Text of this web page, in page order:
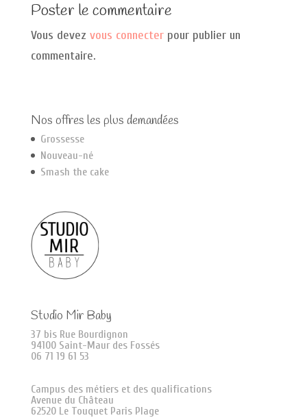
Poster le commentaire
Vous devez vous connecterpour publier un
commentaire.
Nos offres les plus demandées
Grossesse
Nouveau-né
Smash the cake
Studio Mir Baby
37 bis Rue Bourdignon
94100 Saint-Maur des Fossés
06 71 19 61 53
Campus des métiers et des qualifications
Avenue du Château
62520 Le Touquet Paris Plage